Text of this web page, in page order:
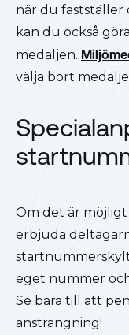
när du fastställer
kan du också
medaljen.
välja bort
Om det är
erbjuda
eget nummer
Se bara till att
ansträngning!